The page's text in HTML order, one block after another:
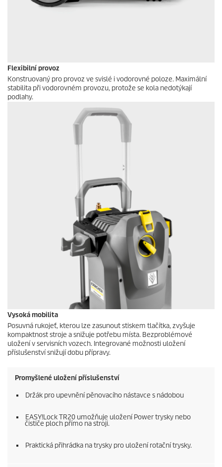
Flexibilní provoz
Konstruovaný pro provoz ve svislé i vodorovné poloze. Maximální
stabilita při vodorovném provozu, protože se kola nedotýkají
podlahy.
Vysoká mobilita
Posuvná rukojeť, kterou lze zasunout stiskem tlačítka, zvyšuje
kompaktnost stroje a snižuje potřebu místa. Bezproblémové
uložení v servisních vozech. Integrované možnosti uložení
příslušenství snižují dobu přípravy.
Promyšlené uložení příslušenství
Držák pro upevnění pěnovacího nástavce s nádobou
EASY!LockTR20 umožňuje uložení Power trysky nebo
čističe ploch přímo na stroji.
Praktická přihrádka na trysky pro uložení rotační trysky.